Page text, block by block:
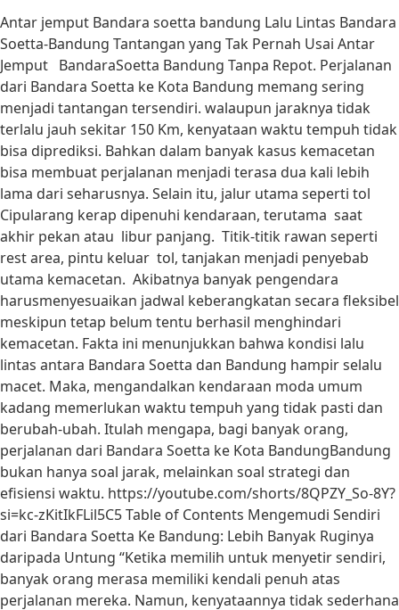
Antar jemput Bandara soetta bandung Lalu Lintas Bandara
Soetta-Bandung Tantangan yang Tak Pernah Usai Antar
Jemput BandaraSoetta Bandung Tanpa Repot. Perjalanan
dari Bandara Soetta ke Kota Bandung memang sering
menjadi tantangan tersendiri. walaupun jaraknya tidak
terlalu jauh sekitar 150 Km, kenyataan waktu tempuh tidak
bisa diprediksi. Bahkan dalam banyak kasus kemacetan
bisa membuat perjalanan menjadi terasa dua kali lebih
lama dari seharusnya. Selain itu, jalur utama seperti tol
Cipularang kerap dipenuhi kendaraan, terutama saat
akhir pekan atau libur panjang. Titik-titik rawan seperti
rest area, pintu keluar tol, tanjakan menjadi penyebab
utama kemacetan. Akibatnya banyak pengendara
harusmenyesuaikan jadwal keberangkatan secara fleksibel
meskipun tetap belum tentu berhasil menghindari
kemacetan. Fakta ini menunjukkan bahwa kondisi lalu
lintas antara Bandara Soetta dan Bandung hampir selalu
macet. Maka, mengandalkan kendaraan moda umum
kadang memerlukan waktu tempuh yang tidak pasti dan
berubah-ubah. Itulah mengapa, bagi banyak orang,
perjalanan dari Bandara Soetta ke Kota BandungBandung
bukan hanya soal jarak, melainkan soal strategi dan
efisiensi waktu. https://youtube.com/shorts/8QPZY_So-8Y?
si=kc-zKitIkFLil5C5 Table of Contents Mengemudi Sendiri
dari Bandara Soetta Ke Bandung: Lebih Banyak Ruginya
daripada Untung “Ketika memilih untuk menyetir sendiri,
banyak orang merasa memiliki kendali penuh atas
perjalanan mereka. Namun, kenyataannya tidak sederhana